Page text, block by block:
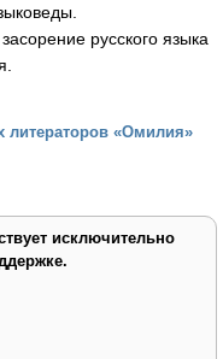
русского языка
«Омилия»
исключительно